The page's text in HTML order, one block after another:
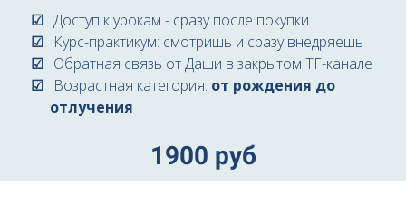
Доступ к урокам - сразу после покупки
Курс-практикум: смотришь и сразу внедряешь
Обратная связь от Даши в закрытом ТГ-канале
Возрастная категория: от рождения до
отлучения
1900 руб